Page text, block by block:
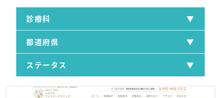
診療科
都道府県
ステータス